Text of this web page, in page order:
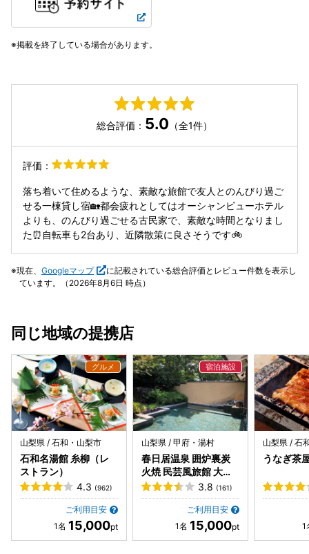
掲載を終了している場合があります。
総合評価： 5.0 （全1件）
評価：
落ち着いて住めるような、素敵な旅館で友人とのんびり過ご
せる一棟貸し宿🏡都会疲れとしてはオーシャンビューホテル
よりも、のんびり過ごせる古民家で、素敵な時間となりまし
た⏰自転車も2台あり、近隣散策に良さそうです🚲
現在、 Googleマップ
に記載されている総合評価とレビュー件数を表示し
ています。（2026年8月6日 時点）
同じ地域の提携店
山梨県 / 石和・山梨市
石和名湯館 糸柳（レ
ストラン）
4.3 (962)
ご利用目安
15,000
山梨県 / 甲府・湯村
春日居温泉 囲炉裏炭
火焼 民芸風旅館 大棟
苑
3.8 (161)
ご利用目安
15,000
山梨県 / 石
うなぎ茶